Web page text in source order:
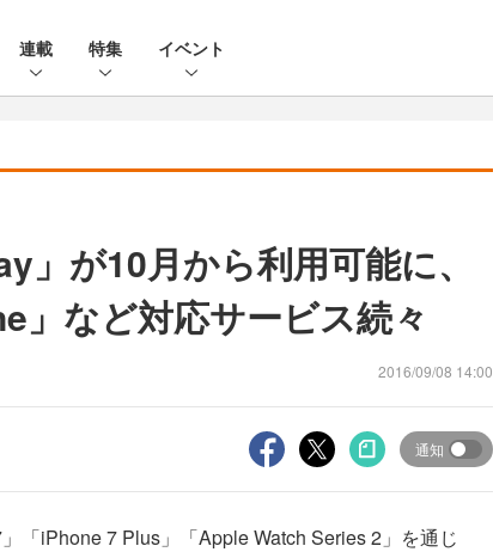
連載 特集 イベント
」が10月から利用可能に、
」など対応サービス続々
2016/09/08 14:00
通知
「iPhone 7 Plus」「Apple Watch Series 2」を通じ